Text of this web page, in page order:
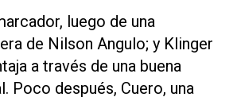
luego de una
de Nilson Angulo; y Klinger
a través de una buena
Poco después, Cuero, una